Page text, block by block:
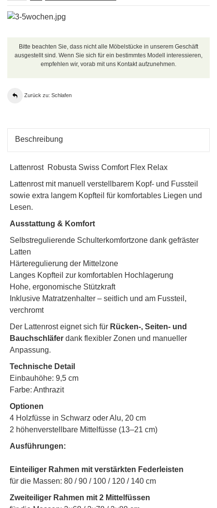
Bitte beachten Sie, dass nicht alle Möbelstücke in unserem Geschäft
ausgestellt sind. Wenn Sie sich für ein bestimmtes Modell interessieren,
empfehlen wir, vorab mit uns Kontakt aufzunehmen.
Zurück zu: Schlafen
Beschreibung
Lattenrost Robusta Swiss Comfort Flex Relax
Lattenrost mit manuell verstellbarem Kopf- und Fussteil
sowie extra langem Kopfteil für komfortables Liegen und
Lesen.
Ausstattung & Komfort
Selbstregulierende Schulterkomfortzone dank gefräster
Latten
Härteregulierung der Mittelzone
Langes Kopfteil zur komfortablen Hochlagerung
Hohe, ergonomische Stützkraft
Inklusive Matratzenhalter – seitlich und am Fussteil,
verchromt
Der Lattenrost eignet sich für Rücken-, Seiten- und
Bauchschläfer dank flexibler Zonen und manueller
Anpassung.
Technische Detail
Einbauhöhe: 9,5 cm
Farbe: Anthrazit
Optionen
4 Holzfüsse in Schwarz oder Alu, 20 cm
2 höhenverstellbare Mittelfüsse (13–21 cm)
Ausführungen:
Einteiliger Rahmen mit verstärkten Federleisten
für die Massen: 80 / 90 / 100 / 120 / 140 cm
Zweiteiliger Rahmen mit 2 Mittelfüssen